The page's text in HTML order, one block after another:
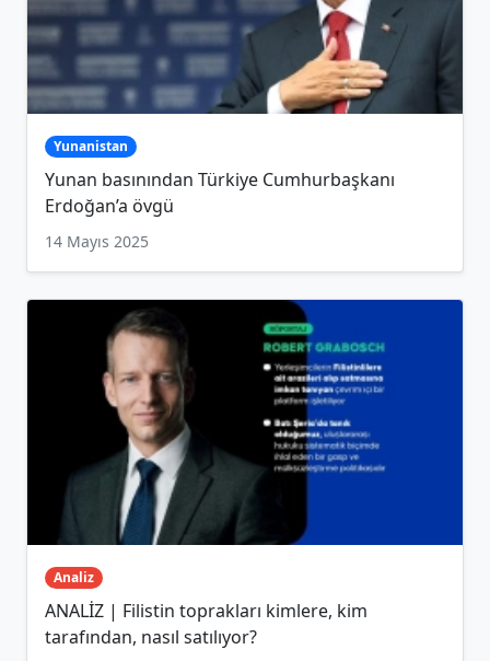
Yunanistan
Yunan basınından Türkiye Cumhurbaşkanı
Erdoğan’a övgü
14 Mayıs 2025
Analiz
ANALİZ | Filistin toprakları kimlere, kim
tarafından, nasıl satılıyor?